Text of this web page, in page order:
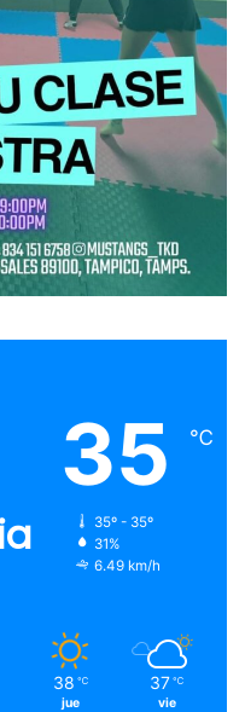
35 ℃
35º - 35º
31%
6.49 km/h
38 ℃
jue
37 ℃
vie